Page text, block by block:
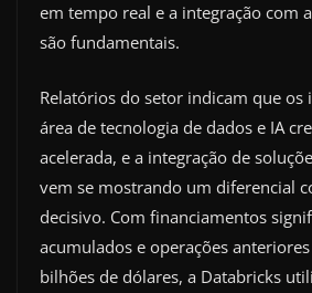
em tempo real e a integração com
são fundamentais.
Relatórios do setor indicam que os
área de tecnologia de dados e IA
acelerada, e a integração de
vem se mostrando um diferencial
decisivo. Com financiamentos
acumulados e operações
bilhões de dólares, a Databricks